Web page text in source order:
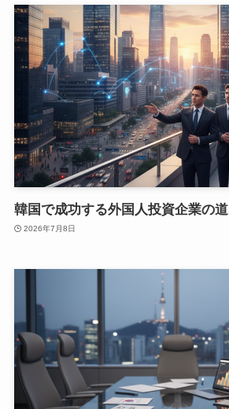
韓国で成功する外国人投資企業の道
2026年7月8日